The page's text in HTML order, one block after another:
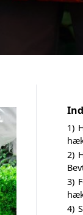
1)
2)
3)
4)